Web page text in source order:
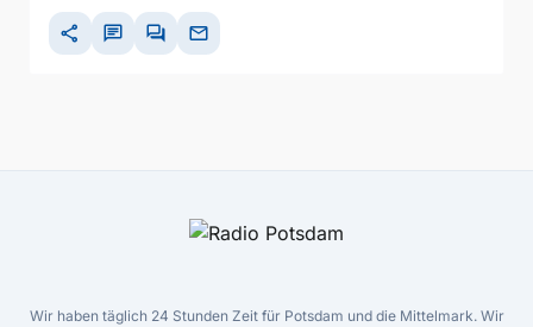
share chat forum mail
Wir haben täglich 24 Stunden Zeit für Potsdam und die Mittelmark. Wir